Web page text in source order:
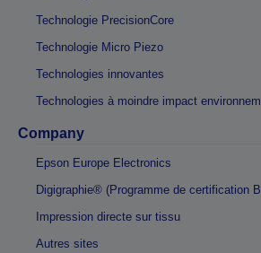
Technologie PrecisionCore
Technologie Micro Piezo
Technologies innovantes
Technologies à moindre impact
Company
Epson Europe Electronics
Digigraphie® (Programme de certification
Impression directe sur tissu
Autres sites